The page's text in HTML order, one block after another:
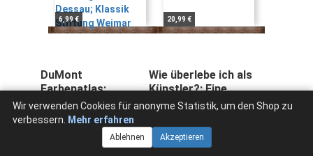
6,99 € 20,99 €
DuMont
Farbenatlas:
Über 5500
Farbnuancen mit
Farbwerten,
Harald Küppers
Wie überlebe ich als
Künstler?: Eine
Werkzeugkiste für alle,
vermarkten wollen
(Schriften zum Kultur-
Ina Roß
Wir verwenden Cookies für anonyme Statistik, um den Shop zu
verbessern.
Mehr erfahren
Ablehnen Akzeptieren